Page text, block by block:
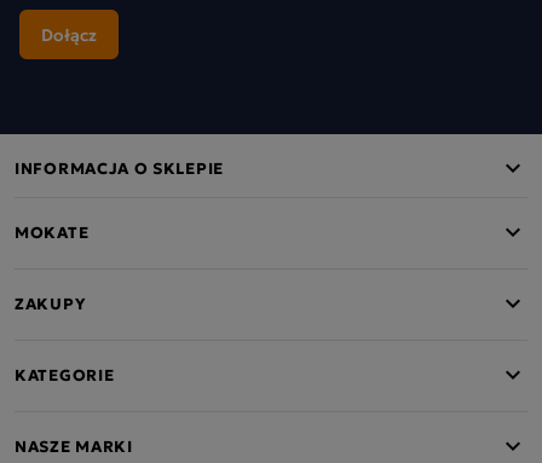
INFORMACJA O SKLEPIE
MOKATE
ZAKUPY
KATEGORIE
NASZE MARKI